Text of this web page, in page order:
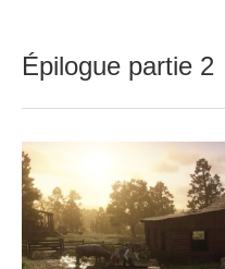
Épilogue partie 2